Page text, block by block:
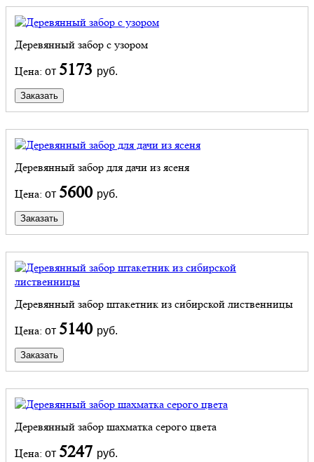
Деревянный забор с узором
Цена: от 5173 руб.
Заказать
Деревянный забор для дачи из ясеня
Цена: от 5600 руб.
Заказать
Деревянный забор штакетник из сибирской лиственницы
Цена: от 5140 руб.
Заказать
Деревянный забор шахматка серого цвета
Цена: от 5247 руб.